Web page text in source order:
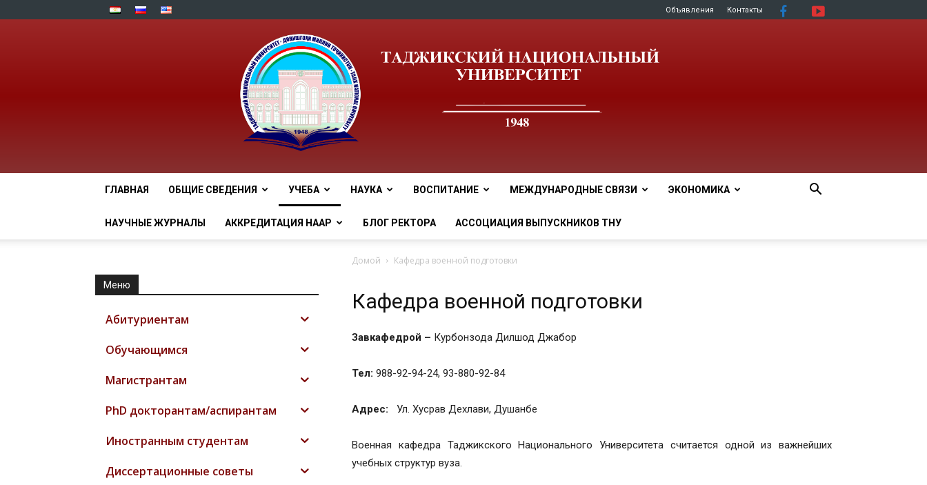
Объявления Контакты
tnu
ГЛАВНАЯ ОБЩИЕ СВЕДЕНИЯ УЧЕБА НАУКА ВОСПИТАНИЕ МЕЖДУНАРОДНЫЕ СВЯЗИ ЭКОНОМИКА
НАУЧНЫЕ ЖУРНАЛЫ АККРЕДИТАЦИЯ НААР БЛОГ РЕКТОРА АССОЦИАЦИЯ ВЫПУСКНИКОВ ТНУ
Домой Кафедра военной подготовки
Кафедра военной подготовки
Завкафедрой – Курбонзода Дилшод Джабор
Тел: 988-92-94-24, 93-880-92-84
Адрес: Ул. Хусрав Дехлави, Душанбе
Военная кафедра Таджикского Национального Университета считается одной из важнейших
учебных структур вуза.
Меню
Абитуриентам
Обучающимся
Магистрантам
PhD докторантам/аспирантам
Иностранным студентам
Диссертационные советы